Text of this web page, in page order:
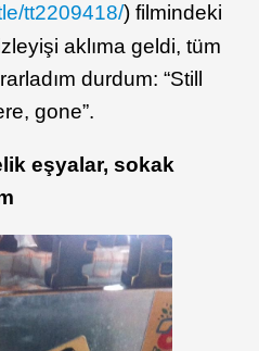
tt2209418/) filmindeki
aklıma geldi, tüm
durdum: “Still
gone”.
eşyalar, sokak